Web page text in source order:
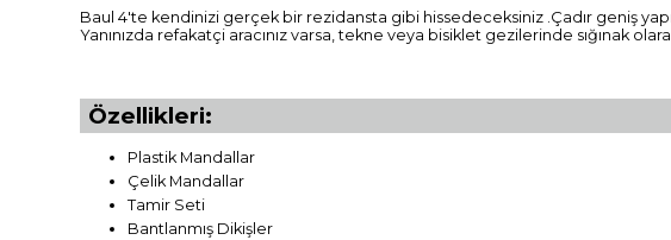
Baul 4'te kendinizi gerçek bir rezidansta gibi hissedeceksiniz .Çadır geniş
Yanınızda refakatçi aracınız varsa, tekne veya bisiklet gezilerinde sığınak
Özellikleri:
Plastik Mandallar
Çelik Mandallar
Tamir Seti
Bantlanmış Dikişler